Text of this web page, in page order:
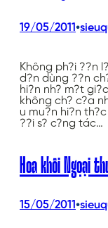
19/05/2011•
Không ph?i ??n
d?n dùng ??n
hi?n nh? m?t
không ch? c?a
u mu?n hi?n
??i s? c?ng tác…
Hoa khôi Ngoại
15/05/2011•